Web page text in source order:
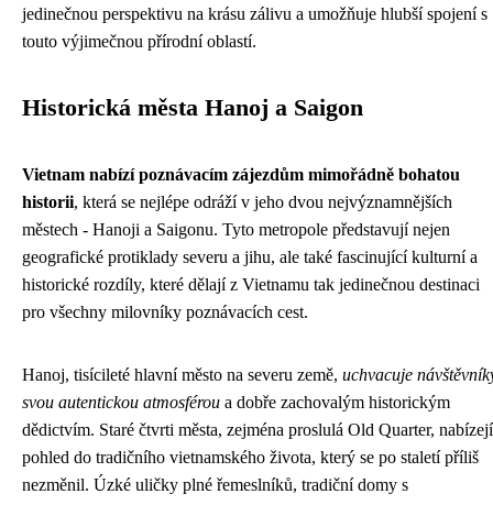
jedinečnou perspektivu na krásu zálivu a umožňuje hlubší spojení s
touto výjimečnou přírodní oblastí.
Historická města Hanoj a Saigon
Vietnam nabízí poznávacím zájezdům mimořádně bohatou
historii, která se nejlépe odráží v jeho dvou nejvýznamnějších
městech - Hanoji a Saigonu. Tyto metropole představují nejen
geografické protiklady severu a jihu, ale také fascinující kulturní a
historické rozdíly, které dělají z Vietnamu tak jedinečnou destinaci
pro všechny milovníky poznávacích cest.
Hanoj, tisícileté hlavní město na severu země, uchvacuje
svou autentickou atmosférou a dobře zachovalým historickým
dědictvím. Staré čtvrti města, zejména proslulá Old Quarter, nabízejí
pohled do tradičního vietnamského života, který se po staletí příliš
nezměnil. Úzké uličky plné řemeslníků, tradiční domy s